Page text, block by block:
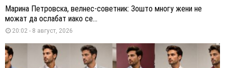
Марина Петровска, велнес-советник: Зошто многу жени не
можат да ослабат иако се...
20:02 - 8 август, 2026